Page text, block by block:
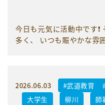
今日も元気に活動中です
多く、 いつも賑やかな雰
2026.06.03
#武道教育
大学生
柳川 師